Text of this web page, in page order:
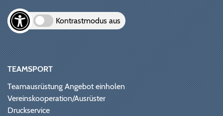
Kontrastmodus aus
TEAMSPORT
Teamausrüstung Angebot einholen
Vereinskooperation/Ausrüster
Druckservice